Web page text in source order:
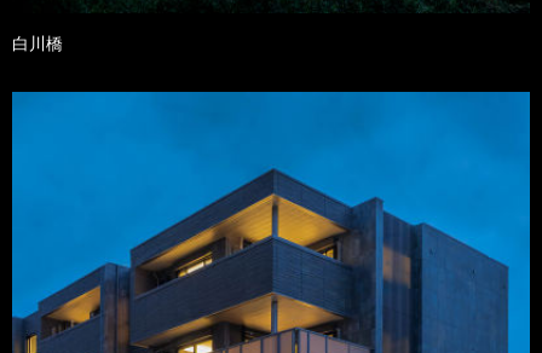
白川橋